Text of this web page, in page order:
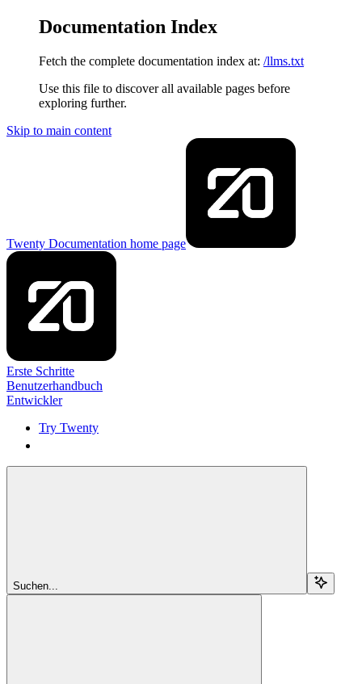
Documentation Index
Fetch the complete documentation index at: /llms.txt
Use this file to discover all available pages before
exploring further.
Skip to main content
Twenty Documentation home page
Erste Schritte
Benutzerhandbuch
Entwickler
Try Twenty
Suchen...